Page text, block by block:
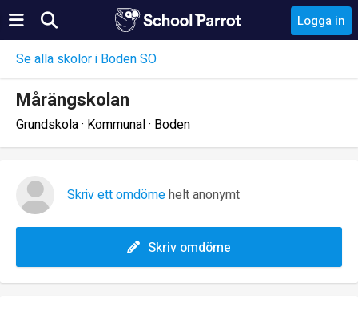
Logga in
Se alla skolor i Boden SO
Mårängskolan
Grundskola · Kommunal · Boden
Skriv ett omdömehelt anonymt
Skriv omdöme